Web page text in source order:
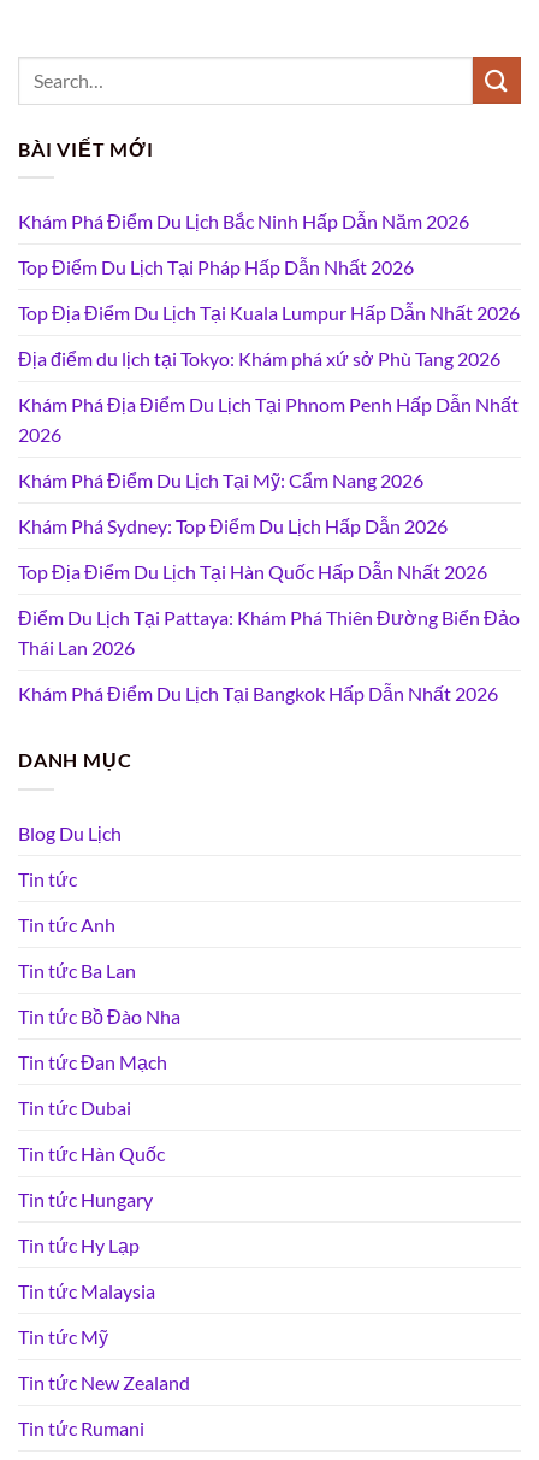
BÀI VIẾT MỚI
Khám Phá Điểm Du Lịch Bắc Ninh Hấp Dẫn Năm 2026
Top Điểm Du Lịch Tại Pháp Hấp Dẫn Nhất 2026
Top Địa Điểm Du Lịch Tại Kuala Lumpur Hấp Dẫn Nhất 2026
Địa điểm du lịch tại Tokyo: Khám phá xứ sở Phù Tang 2026
Khám Phá Địa Điểm Du Lịch Tại Phnom Penh Hấp Dẫn Nhất
2026
Khám Phá Điểm Du Lịch Tại Mỹ: Cẩm Nang 2026
Khám Phá Sydney: Top Điểm Du Lịch Hấp Dẫn 2026
Top Địa Điểm Du Lịch Tại Hàn Quốc Hấp Dẫn Nhất 2026
Điểm Du Lịch Tại Pattaya: Khám Phá Thiên Đường Biển Đảo
Thái Lan 2026
Khám Phá Điểm Du Lịch Tại Bangkok Hấp Dẫn Nhất 2026
DANH MỤC
Blog Du Lịch
Tin tức
Tin tức Anh
Tin tức Ba Lan
Tin tức Bồ Đào Nha
Tin tức Đan Mạch
Tin tức Dubai
Tin tức Hàn Quốc
Tin tức Hungary
Tin tức Hy Lạp
Tin tức Malaysia
Tin tức Mỹ
Tin tức New Zealand
Tin tức Rumani